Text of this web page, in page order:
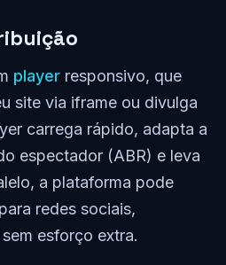
player responsivo, que
site via iframe ou divulga
carrega rápido, adapta a
espectador (ABR) e leva
a plataforma pode
redes sociais,
esforço extra.